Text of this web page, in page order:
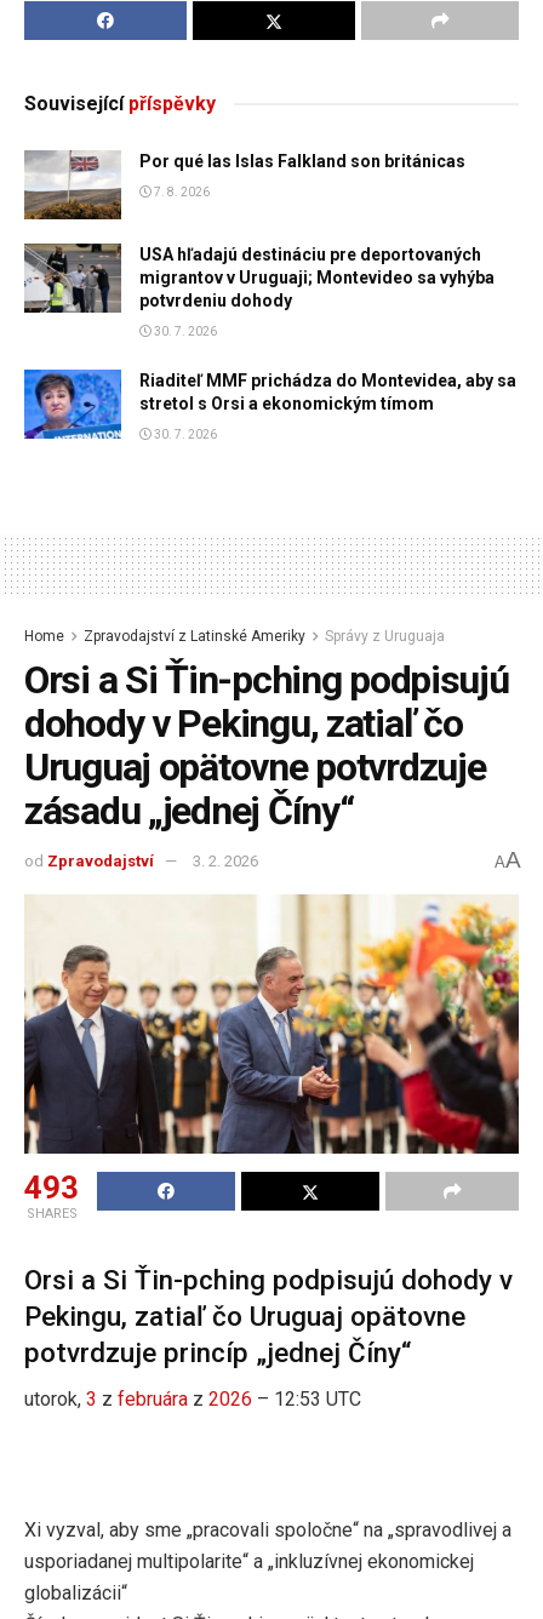
Souvisejícípříspěvky
Por qué las Islas Falkland son británicas
7. 8. 2026
USA hľadajú destináciu pre deportovaných
migrantov v Uruguaji; Montevideo sa vyhýba
potvrdeniu dohody
30. 7. 2026
Riaditeľ MMF prichádza do Montevidea, aby sa
stretol s Orsi a ekonomickým tímom
30. 7. 2026
Home Zpravodajství z Latinské Ameriky Správy z Uruguaja
Orsi a Si Ťin-pching podpisujú
dohody v Pekingu, zatiaľ čo
Uruguaj opätovne potvrdzuje
zásadu „jednej Číny“
od Zpravodajství 3. 2. 2026 AA
493
SHARES
Orsi a Si Ťin-pching podpisujú dohody v
Pekingu, zatiaľ čo Uruguaj opätovne
potvrdzuje princíp „jednej Číny“
utorok, 3 z februára z 2026 – 12:53 UTC
Xi vyzval, aby sme „pracovali spoločne“ na „spravodlivej a
usporiadanej multipolarite“ a „inkluzívnej ekonomickej
globalizácii“